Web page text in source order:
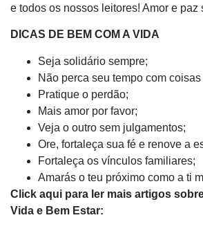
e todos os nossos leitores! Amor e paz
DICAS DE BEM COM A VIDA
Seja solidário sempre;
Não perca seu tempo com
Pratique o perdão;
Mais amor por favor;
Veja o outro sem julgamentos;
Ore, fortaleça sua fé e renove a
Fortaleça os vínculos familiares;
Amarás o teu próximo como a ti
Click aqui para ler mais artigos
Vida e Bem Estar: